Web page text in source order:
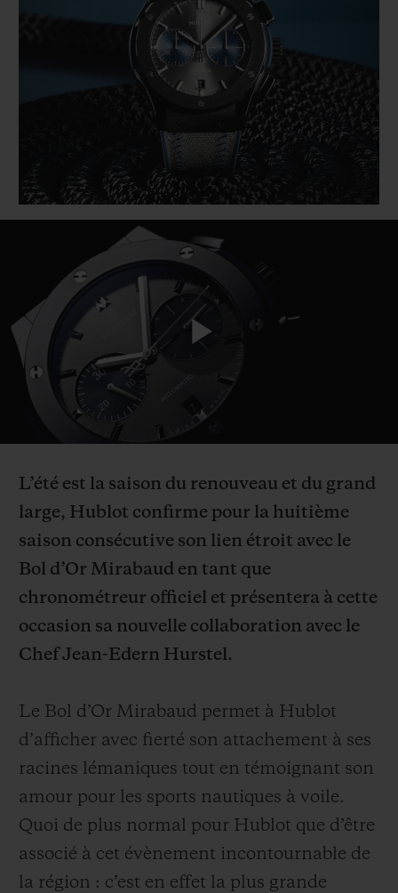
Play
L’été est la saison du renouveau et du grand
large, Hublot confirme pour la huitième
saison consécutive son lien étroit avec le
Bol d’Or Mirabaud en tant que
chronométreur officiel et présentera à cette
occasion sa nouvelle collaboration avec le
Chef Jean-Edern Hurstel.
Le Bol d’Or Mirabaud permet à Hublot
d’afficher avec fierté son attachement à ses
racines lémaniques tout en témoignant son
amour pour les sports nautiques à voile.
Quoi de plus normal pour Hublot que d’être
associé à cet évènement incontournable de
la région : c’est en effet la plus grande
SUMMER MULTI-
BIG BANG
PEACH CERAMIC
HUBLOTISTA ET EXTENSION DE GARANTIE
DÉLAI DE LIVRAISON
LIVRAISON ET RETOURS GRATUITS
PAIEMENT SÉCURISÉ
POCHETTE CADEAU
TROUVER UNE BOUTIQUE